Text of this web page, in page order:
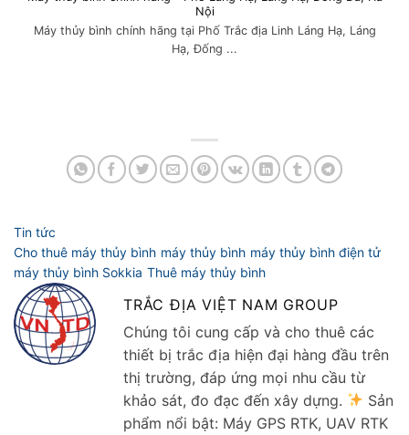
Nội
Máy thủy bình chính hãng tại Phố Trắc địa Linh Láng Hạ, Láng
Hạ, Đống ...
TRẮC ĐỊA VIỆT NAM GROUP
Chúng tôi cung cấp và cho thuê các
thiết bị trắc địa hiện đại hàng đầu trên
thị trường, đáp ứng mọi nhu cầu từ
khảo sát, đo đạc đến xây dựng.
Sản
phẩm nổi bật: Máy GPS RTK, UAV RTK